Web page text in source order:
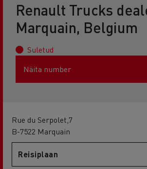
Renault Trucks
Marquain, Belgium
Suletud
Näita number
Rue du Serpolet,7
B-7522 Marquain
Reisiplaan